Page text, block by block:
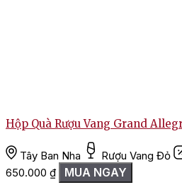
Hộp Quà Rượu Vang Grand
Tây Ban Nha Rượu Vang Đỏ
650.000 ₫ MUA NGAY